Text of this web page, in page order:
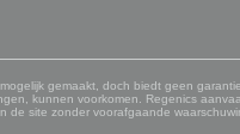
gemaakt, doch biedt geen
kunnen voorkomen. Regenics
site zonder voorafgaande